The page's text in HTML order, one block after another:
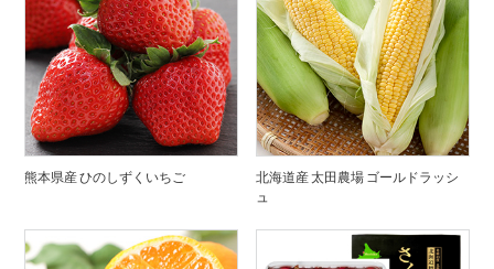
熊本県産 ひのしずくいちご
北海道産 太田農場 ゴールドラッシ
ュ